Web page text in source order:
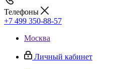
Телефоны
+7 499 350-88-57
Москва
Личный кабинет